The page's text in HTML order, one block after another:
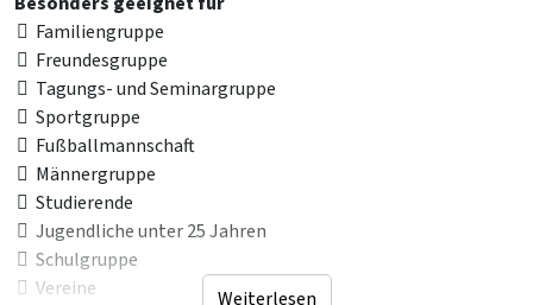
Familiengruppe
Freundesgruppe
Tagungs- und Seminargruppe
Sportgruppe
Fußballmannschaft
Männergruppe
Studierende
Jugendliche unter 25 Jahren
Schulgruppe
Vereine
Weiterlesen